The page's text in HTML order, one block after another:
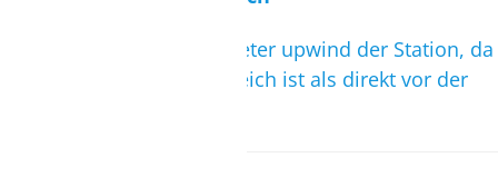
Ja, geschult wird einige Meter upwind der Station, da
dort ein größerer Stehbereich ist als direkt vor der